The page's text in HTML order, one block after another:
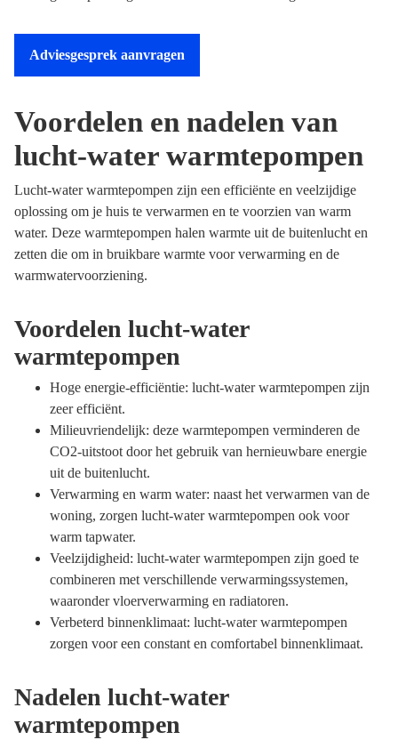
Adviesgesprek aanvragen
Voordelen en nadelen van
lucht-water warmtepompen
Lucht-water warmtepompen zijn een efficiënte en veelzijdige
oplossing om je huis te verwarmen en te voorzien van warm
water. Deze warmtepompen halen warmte uit de buitenlucht en
zetten die om in bruikbare warmte voor verwarming en de
warmwatervoorziening.
Voordelen lucht-water
warmtepompen
Hoge energie-efficiëntie: lucht-water warmtepompen zijn
zeer efficiënt.
Milieuvriendelijk: deze warmtepompen verminderen de
CO2-uitstoot door het gebruik van hernieuwbare energie
uit de buitenlucht.
Verwarming en warm water: naast het verwarmen van de
woning, zorgen lucht-water warmtepompen ook voor
warm tapwater.
Veelzijdigheid: lucht-water warmtepompen zijn goed te
combineren met verschillende verwarmingssystemen,
waaronder vloerverwarming en radiatoren.
Verbeterd binnenklimaat: lucht-water warmtepompen
zorgen voor een constant en comfortabel binnenklimaat.
Nadelen lucht-water
warmtepompen